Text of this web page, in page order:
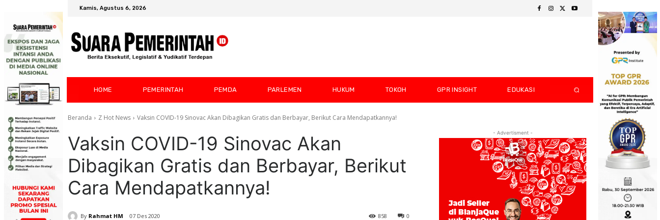
Kamis, Agustus 6, 2026
HOME PEMERINTAH PEMDA PARLEMEN HUKUM TOKOH GPR INSIGHT EDUKASI
Beranda Z Hot News Vaksin COVID-19 Sinovac Akan Dibagikan Gratis dan Berbayar, Berikut Cara Mendapatkannya!
Vaksin COVID-19 Sinovac Akan
Dibagikan Gratis dan Berbayar, Berikut
Cara Mendapatkannya!
By Rahmat HM 07 Des 2020 0
858
- Advertisment -